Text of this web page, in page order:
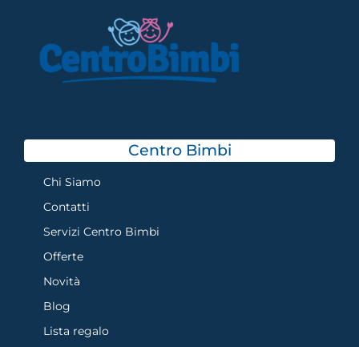
Centro Bimbi
Chi Siamo
Contatti
Servizi Centro Bimbi
Offerte
Novità
Blog
Lista regalo